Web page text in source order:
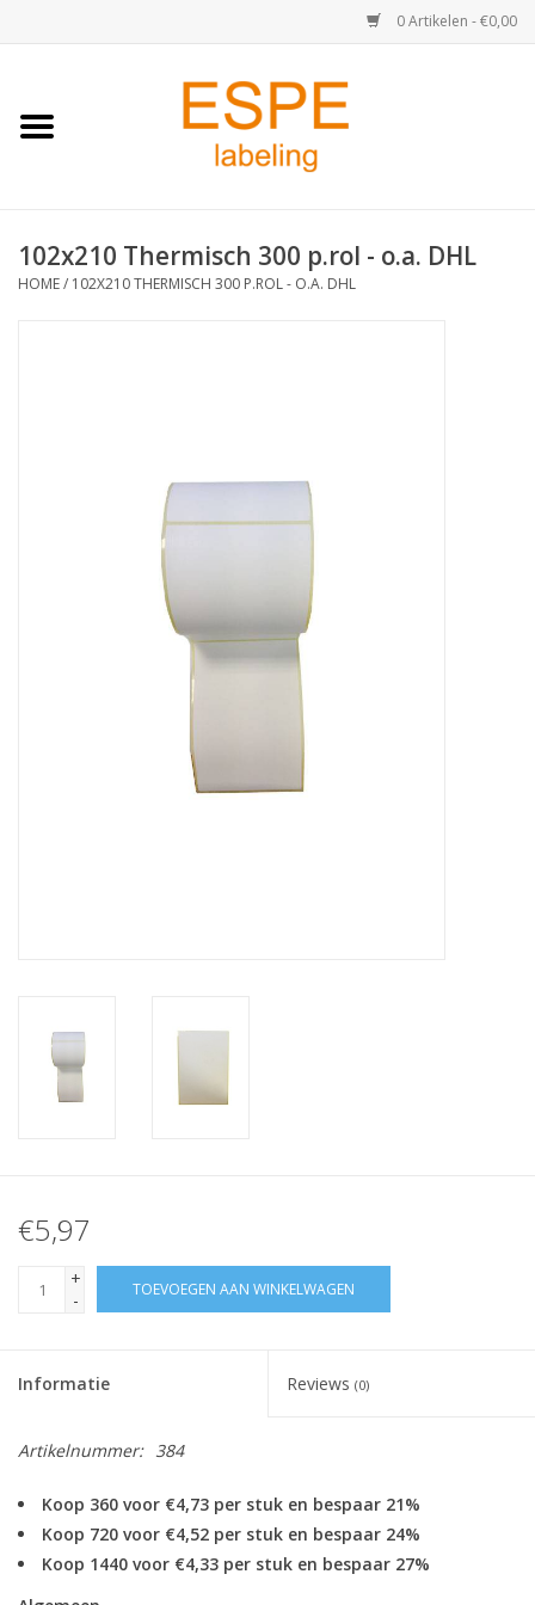
0 Artikelen - €0,00
Home
Retail
102x210 Thermisch 300 p.rol - o.a. DHL
HOME/ 102X210 THERMISCH 300 P.ROL - O.A. DHL
€5,97
+
-
TOEVOEGEN AAN WINKELWAGEN
Informatie Reviews (0)
Artikelnummer: 384
Koop 360 voor €4,73 per stuk en bespaar 21%
Koop 720 voor €4,52 per stuk en bespaar 24%
Koop 1440 voor €4,33 per stuk en bespaar 27%